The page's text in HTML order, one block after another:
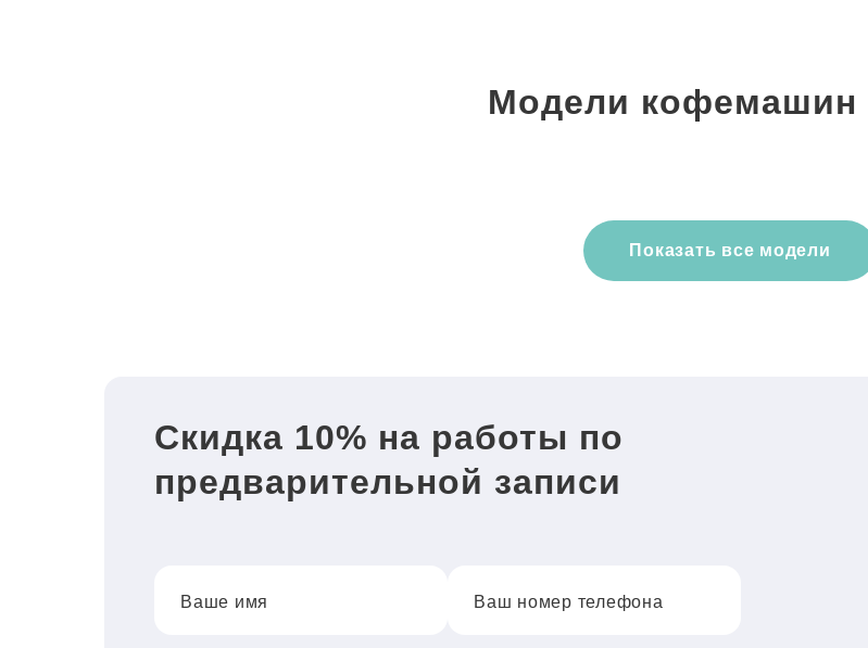
Модели кофемашин
Показать все модели
Скидка 10% на работы по
предварительной записи
Ваше имя Ваш номер телефона